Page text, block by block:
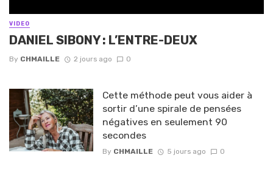
VIDEO
DANIEL SIBONY : L’ENTRE-DEUX
By CHMAILLE 2 jours ago 0
Cette méthode peut vous aider à
sortir d’une spirale de pensées
négatives en seulement 90
secondes
By CHMAILLE 5 jours ago 0